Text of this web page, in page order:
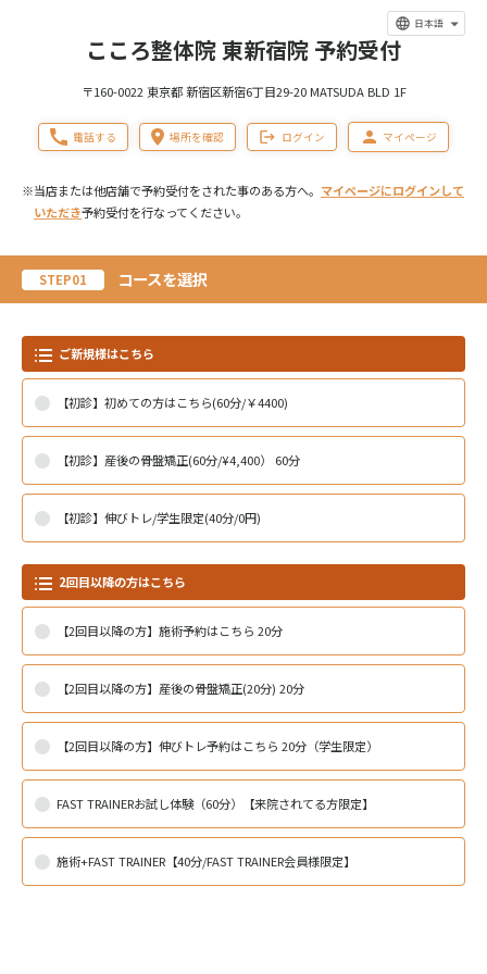
日本語
こころ整体院 東新宿院 予約受付
〒160-0022 東京都 新宿区新宿6丁目29-20 MATSUDA BLD 1F
電話する 場所を確認 ログイン マイページ
※当店または他店舗で予約受付をされた事のある方へ。 マイページにログインして
いただき予約受付を行なってください。
STEP01 コースを選択
ご新規様はこちら
【初診】初めての方はこちら(60分/￥4400)
【初診】産後の骨盤矯正(60分/¥4,400） 60分
【初診】伸びトレ/学生限定(40分/0円)
2回目以降の方はこちら
【2回目以降の方】施術予約はこちら 20分
【2回目以降の方】産後の骨盤矯正(20分) 20分
【2回目以降の方】伸びトレ予約はこちら 20分（学生限定）
FAST TRAINERお試し体験（60分）【来院されてる方限定】
施術+FAST TRAINER【40分/FAST TRAINER会員様限定】